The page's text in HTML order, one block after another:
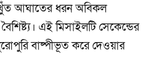
আঘাতের ধরন অবিকল
এই মিসাইলটি সেকেন্ডের
বাষ্পীভূত করে দেওয়ার